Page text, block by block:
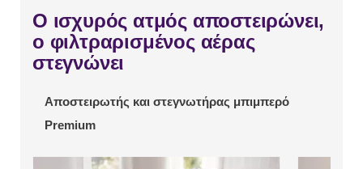
Ο ισχυρός ατμός αποστειρώνει,
ο φιλτραρισμένος αέρας
στεγνώνει
Αποστειρωτής και στεγνωτήρας μπιμπερό
Premium